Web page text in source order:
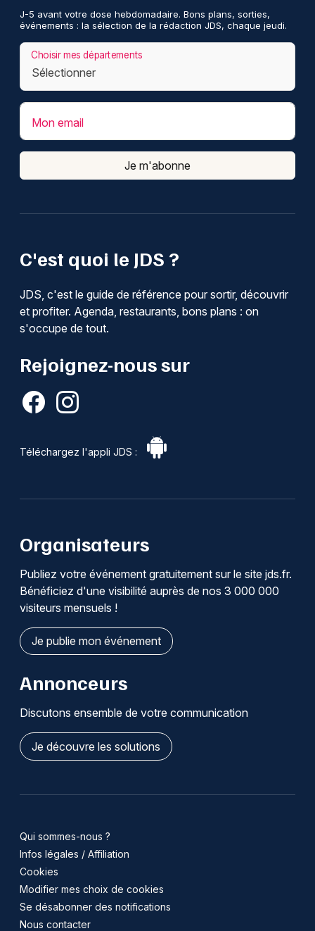
C'est quoi le JDS ?
JDS, c'est le guide de référence pour sortir, découvrir
et profiter. Agenda, restaurants, bons plans : on
s'occupe de tout.
Rejoignez-nous sur
Téléchargez l'appli JDS :
J-5 avant votre dose hebdomadaire. Bons plans, sorties,
événements : la sélection de la rédaction JDS, chaque jeudi.
Choisir mes départements
Mon email
Je m'abonne
Organisateurs
Publiez votre événement gratuitement sur le site jds.fr.
Bénéficiez d'une visibilité auprès de nos 3 000 000
visiteurs mensuels !
Je publie mon événement
Annonceurs
Discutons ensemble de votre communication
Je découvre les solutions
Qui sommes-nous ?
Infos légales / Affiliation
Cookies
Modifier mes choix de cookies
Se désabonner des notifications
Nous contacter